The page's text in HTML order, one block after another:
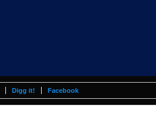
Digg it! Facebook